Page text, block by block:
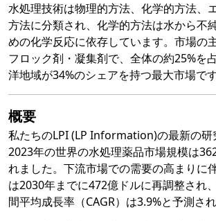
水処理技術は物理的方法、化学的方法、
方法に分類され、化学的方法は水から不
めの化学反応に依存しています。市場の
フロック剤・凝集剤で、全体の約25%を
洋地域が34%のシェアを持つ最大市場です
概要
私たちのLPI (LP Information)の最新の研
2023年の世界の水処理薬品市場規模は
れました。下流市場での需要の高まりに
は2030年までに472億ドルに再調整され
間平均成長率（CAGR）は3.9%と予測され